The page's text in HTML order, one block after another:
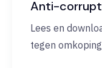
Anti-
Lees en
tegen